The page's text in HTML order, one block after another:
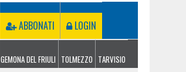
ABBONATI LOGIN
GEMONA DEL FRIULI TOLMEZZO TARVISIO